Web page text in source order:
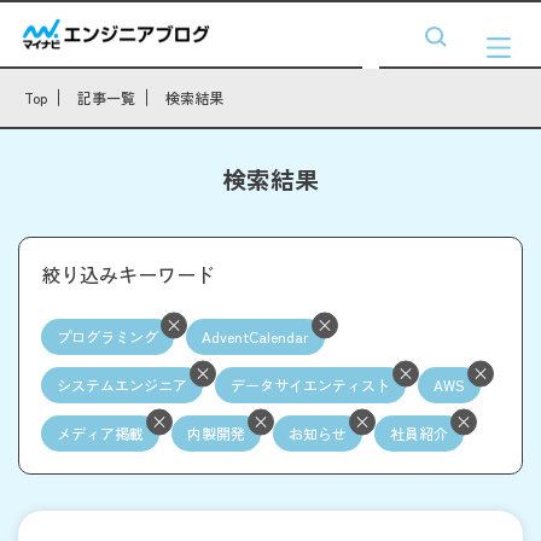
Top 記事一覧 検索結果
検索結果
絞り込みキーワード
プログラミング AdventCalendar
システムエンジニア データサイエンティスト AWS
メディア掲載 内製開発 お知らせ 社員紹介